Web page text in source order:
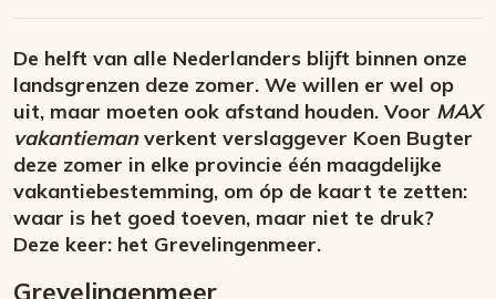
De helft van alle Nederlanders blijft binnen onze
landsgrenzen deze zomer. We willen er wel op
uit, maar moeten ook afstand houden. Voor MAX
vakantiemanverkent verslaggever Koen Bugter
deze zomer in elke provincie één maagdelijke
vakantiebestemming, om óp de kaart te zetten:
waar is het goed toeven, maar niet te druk?
Deze keer: het Grevelingenmeer.
Grevelingenmeer